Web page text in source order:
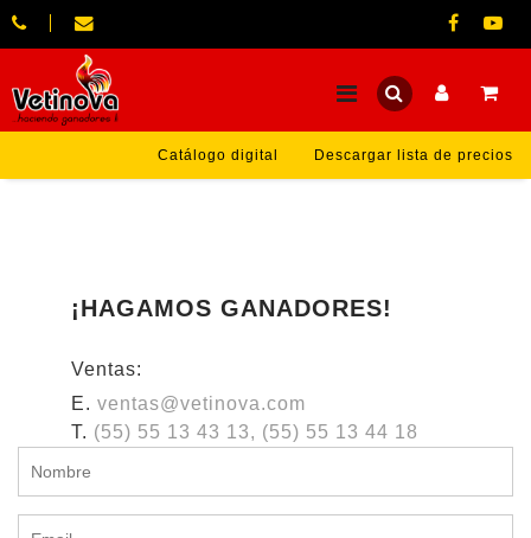
Catálogo digital Descargar lista de precios
¡HAGAMOS GANADORES!
Ventas:
E. ventas@vetinova.com
T. (55) 55 13 43 13, (55) 55 13 44 18